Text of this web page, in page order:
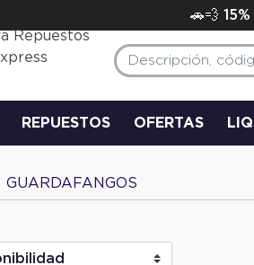
🚗💨
REPUESTOS OFERTAS
GUARDAFANGOS